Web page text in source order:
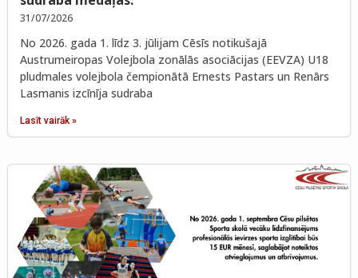
31/07/2026
No 2026. gada 1. līdz 3. jūlijam Cēsīs notikušajā
Austrumeiropas Volejbola zonālās asociācijas (EEVZA) U18
pludmales volejbola čempionātā Ernests Pastars un Renārs
Lasmanis izcīnīja sudraba
Lasīt vairāk »